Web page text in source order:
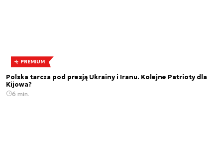
PREMIUM
Polska tarcza pod presją Ukrainy i Iranu. Kolejne Patrioty dla
Kijowa?
6 min.